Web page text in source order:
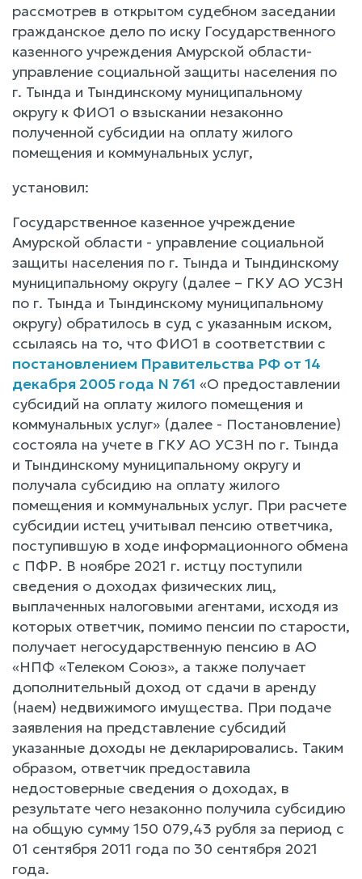
рассмотрев в открытом судебном заседании
гражданское дело по иску Государственного
казенного учреждения Амурской области-
управление социальной защиты населения по
г. Тында и Тындинскому муниципальному
округу к ФИО1 о взыскании незаконно
полученной субсидии на оплату жилого
помещения и коммунальных услуг,
установил:
Государственное казенное учреждение
Амурской области - управление социальной
защиты населения по г. Тында и Тындинскому
муниципальному округу (далее – ГКУ АО УСЗН
по г. Тында и Тындинскому муниципальному
округу) обратилось в суд с указанным иском,
ссылаясь на то, что ФИО1 в соответствии с
постановлением Правительства РФ от 14
декабря 2005 года N 761 «О предоставлении
субсидий на оплату жилого помещения и
коммунальных услуг» (далее - Постановление)
состояла на учете в ГКУ АО УСЗН по г. Тында
и Тындинскому муниципальному округу и
получала субсидию на оплату жилого
помещения и коммунальных услуг. При расчете
субсидии истец учитывал пенсию ответчика,
поступившую в ходе информационного обмена
с ПФР. В ноябре 2021 г. истцу поступили
сведения о доходах физических лиц,
выплаченных налоговыми агентами, исходя из
которых ответчик, помимо пенсии по старости,
получает негосударственную пенсию в АО
«НПФ «Телеком Союз», а также получает
дополнительный доход от сдачи в аренду
(наем) недвижимого имущества. При подаче
заявления на представление субсидий
указанные доходы не декларировались. Таким
образом, ответчик предоставила
недостоверные сведения о доходах, в
результате чего незаконно получила субсидию
на общую сумму 150 079,43 рубля за период с
01 сентября 2011 года по 30 сентября 2021
года.